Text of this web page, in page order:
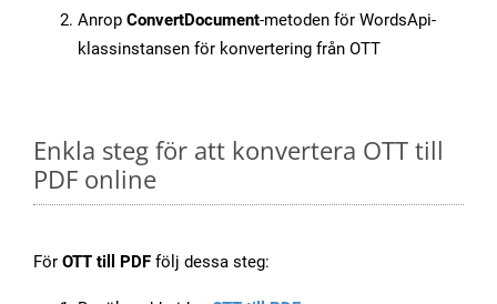
Anrop ConvertDocument-metoden för WordsApi-
klassinstansen för konvertering från OTT
Enkla steg för att konvertera OTT till
PDF online
För OTT till PDF följ dessa steg: